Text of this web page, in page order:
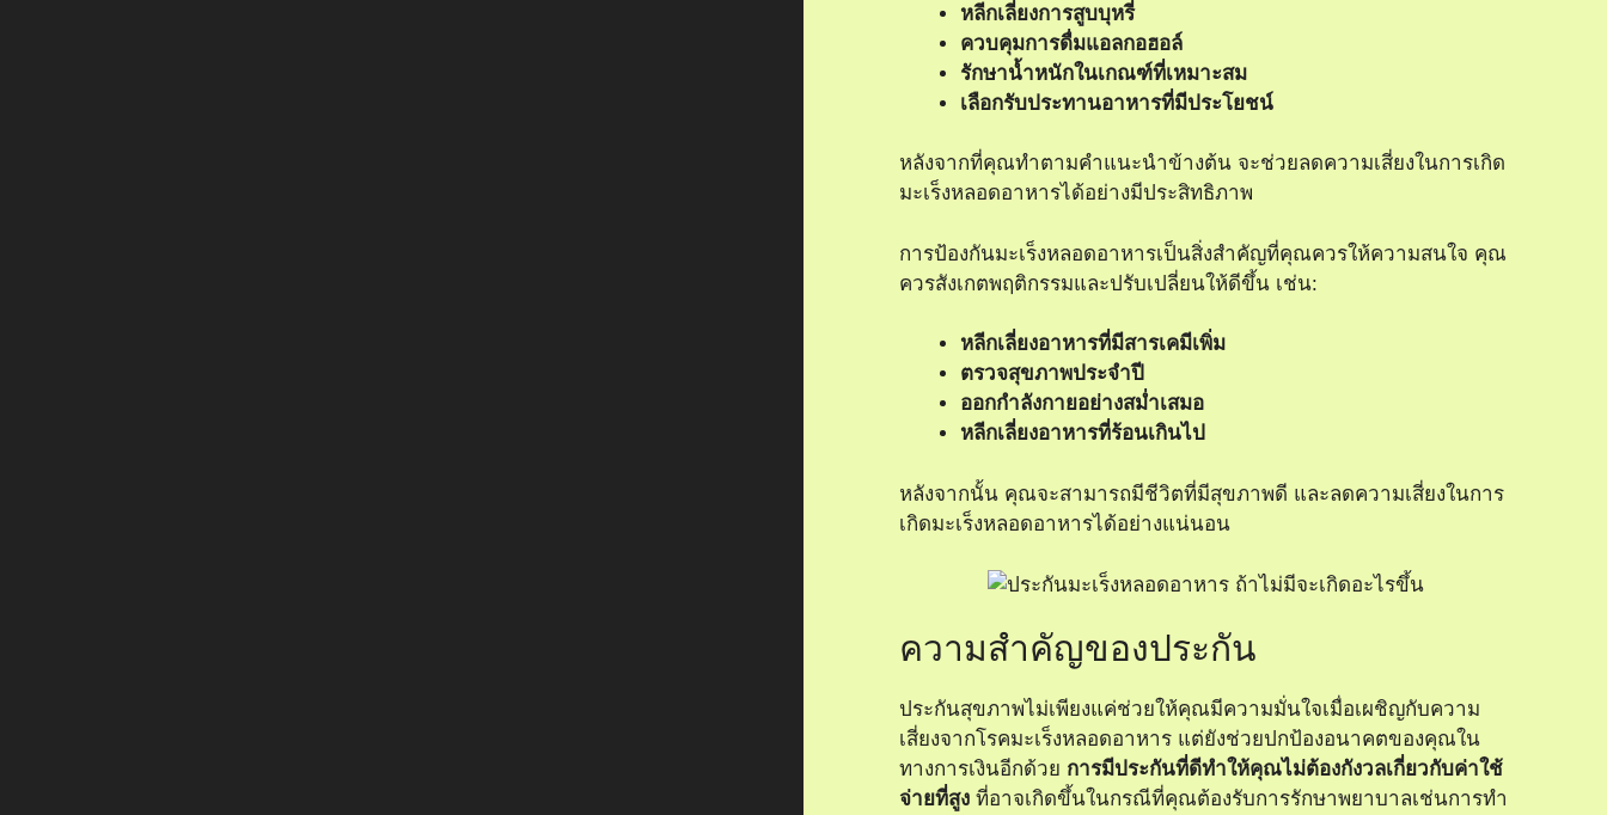
หลีกเลี่ยงการสูบบุหรี่
ควบคุมการดื่มแอลกอฮอล์
รักษาน้ำหนักในเกณฑ์ที่เหมาะสม
เลือกรับประทานอาหารที่มีประโยชน์
หลังจากที่คุณทำตามคำแนะนำข้างต้น จะช่วยลดความเสี่ยงในการเกิด
มะเร็งหลอดอาหารได้อย่างมีประสิทธิภาพ
การป้องกันมะเร็งหลอดอาหารเป็นสิ่งสำคัญที่คุณควรให้ความสนใจ คุณ
ควรสังเกตพฤติกรรมและปรับเปลี่ยนให้ดีขึ้น เช่น:
หลีกเลี่ยงอาหารที่มีสารเคมีเพิ่ม
ตรวจสุขภาพประจำปี
ออกกำลังกายอย่างสม่ำเสมอ
หลีกเลี่ยงอาหารที่ร้อนเกินไป
หลังจากนั้น คุณจะสามารถมีชีวิตที่มีสุขภาพดี และลดความเสี่ยงในการ
เกิดมะเร็งหลอดอาหารได้อย่างแน่นอน
ความสำคัญของประกัน
ประกันสุขภาพไม่เพียงแค่ช่วยให้คุณมีความมั่นใจเมื่อเผชิญกับความ
เสี่ยงจากโรคมะเร็งหลอดอาหาร แต่ยังช่วยปกป้องอนาคตของคุณใน
ทางการเงินอีกด้วย การมีประกันที่ดีทำให้คุณไม่ต้องกังวลเกี่ยวกับค่าใช้
จ่ายที่สูง ที่อาจเกิดขึ้นในกรณีที่คุณต้องรับการรักษาพยาบาลเช่นการทำ